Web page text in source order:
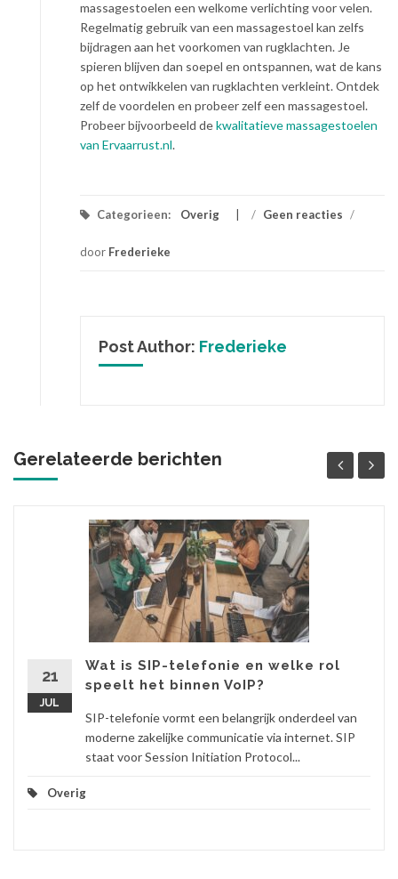
massagestoelen een welkome verlichting voor velen.
Regelmatig gebruik van een massagestoel kan zelfs
bijdragen aan het voorkomen van rugklachten. Je
spieren blijven dan soepel en ontspannen, wat de kans
op het ontwikkelen van rugklachten verkleint. Ontdek
zelf de voordelen en probeer zelf een massagestoel.
Probeer bijvoorbeeld dekwalitatieve massagestoelen
van Ervaarrust.nl.
Categorieen: Overig / Geen reacties /
door Frederieke
Post Author: Frederieke
Gerelateerde berichten
21
JUL
Wat is SIP-telefonie en welke rol
speelt het binnen VoIP?
SIP-telefonie vormt een belangrijk onderdeel van
moderne zakelijke communicatie via internet. SIP
staat voor Session Initiation Protocol...
Overig